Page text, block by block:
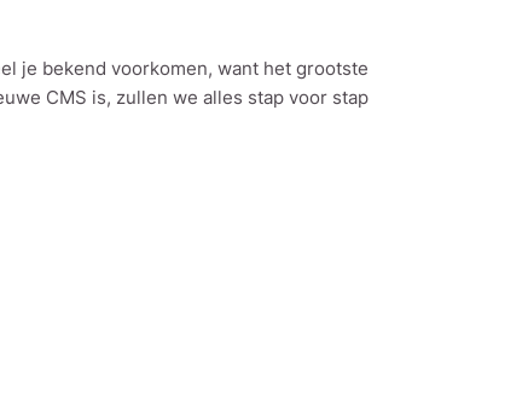
je bekend voorkomen, want het grootste
CMS is, zullen we alles stap voor stap